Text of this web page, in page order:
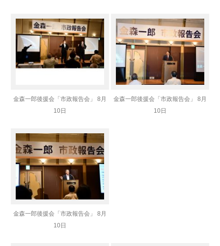
金森一郎後援会「市政報告会」 8月
10日
金森一郎後援会「市政報告会」 8月
10日
金森一郎後援会「市政報告会」 8月
10日